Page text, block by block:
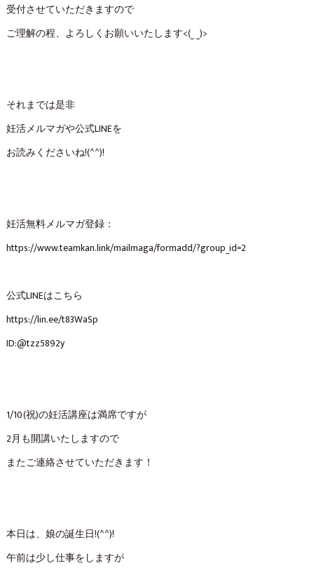
受付させていただきますので
ご理解の程、よろしくお願いいたします<(_ _)>
それまでは是非
妊活メルマガや公式LINEを
お読みくださいね!(^^)!
妊活無料メルマガ登録：⁡
https://www.teamkan.link/mailmaga/formadd/?group_id=2 ⁡
公式LINEはこちら⁡
https://lin.ee/t83WaSp
ID:@tzz5892y⁡
1/10(祝)の妊活講座は満席ですが
2月も開講いたしますので
またご連絡させていただきます！
本日は、娘の誕生日!(^^)!
午前は少し仕事をしますが